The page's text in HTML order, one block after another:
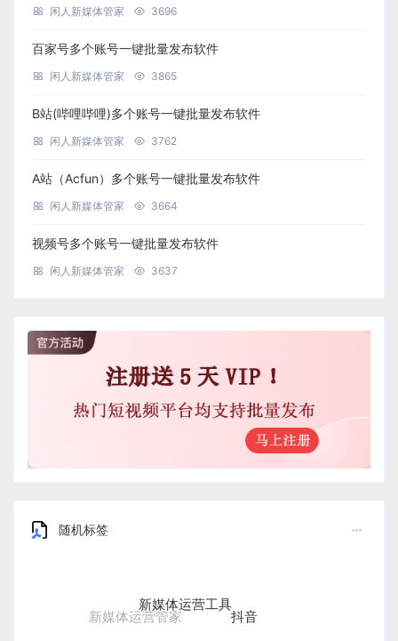
闲人新媒体管家 3696
百家号多个账号一键批量发布软件
闲人新媒体管家 3865
B站(哔哩哔哩)多个账号一键批量发布软件
闲人新媒体管家 3762
A站（Acfun）多个账号一键批量发布软件
闲人新媒体管家 3664
视频号多个账号一键批量发布软件
闲人新媒体管家 3637
随机标签
新媒体运营管家
新媒体运营工具
抖音